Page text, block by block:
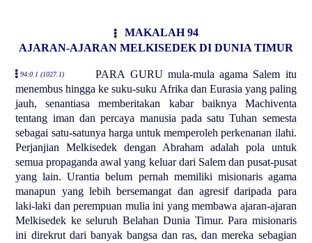
MAKALAH 94
AJARAN-AJARAN MELKISEDEK DI DUNIA TIMUR
94:0.1 (1027.1)
PARA GURU mula-mula agama Salem itu
menembus hingga ke suku-suku Afrika dan Eurasia yang paling
jauh, senantiasa memberitakan kabar baiknya Machiventa
tentang iman dan percaya manusia pada satu Tuhan semesta
sebagai satu-satunya harga untuk memperoleh perkenanan ilahi.
Perjanjian Melkisedek dengan Abraham adalah pola untuk
semua propaganda awal yang keluar dari Salem dan pusat-pusat
yang lain. Urantia belum pernah memiliki misionaris agama
manapun yang lebih bersemangat dan agresif daripada para
laki-laki dan perempuan mulia ini yang membawa ajaran-ajaran
Melkisedek ke seluruh Belahan Dunia Timur. Para misionaris
ini direkrut dari banyak bangsa dan ras, dan mereka sebagian